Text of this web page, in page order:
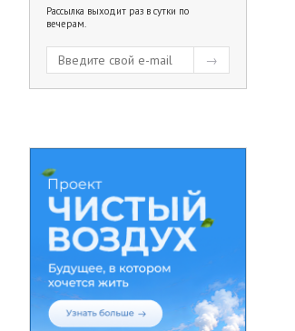
Рассылка выходит раз в сутки по
вечерам.